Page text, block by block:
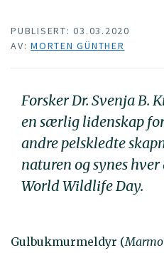
PUBLISERT: 03.03.2020
AV: MORTEN GÜNTHER
Forsker Dr. Svenja B.
en særlig lidenskap
andre pelskledte
naturen og synes
World Wildlife Day.
Gulbukmurmeldyr (